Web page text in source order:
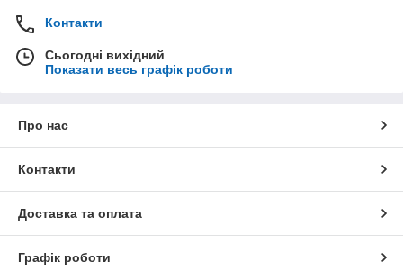
Контакти
Сьогодні вихідний
Показати весь графік роботи
Про нас
Контакти
Доставка та оплата
Графік роботи